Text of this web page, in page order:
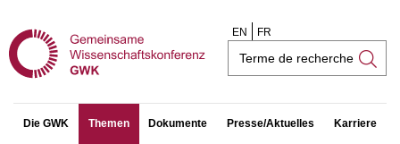
EN FR
Champ
recherche
Die GWK Themen Dokumente Presse/Aktuelles Karriere